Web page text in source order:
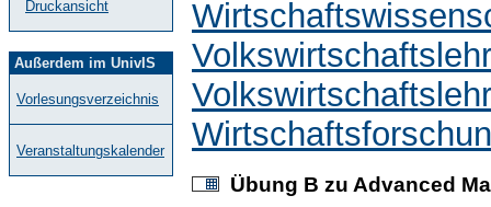
Druckansicht
Außerdem im UnivIS
Vorlesungsverzeichnis
Veranstaltungskalender
Übung B zu Advanced